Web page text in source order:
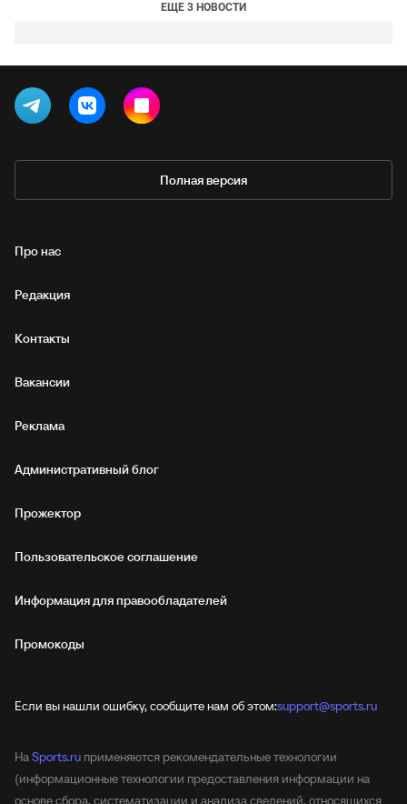
ЕЩЕ 3 НОВОСТИ
Полная версия
Про нас
Редакция
Контакты
Вакансии
Реклама
Административный блог
Прожектор
Пользовательское соглашение
Информация для правообладателей
Промокоды
Если вы нашли ошибку, сообщите нам об этом:support@sports.ru
НаSports.ru применяются рекомендательные технологии
(информационные технологии предоставления информации на
основе сбора, систематизации и анализа сведений, относящихся